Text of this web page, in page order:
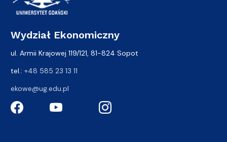
Wydział Ekonomiczny
ul. Armii Krajowej 119/121, 81-824 Sopot
tel.: +48 585 23 13 11
ekowe@ug.edu.pl